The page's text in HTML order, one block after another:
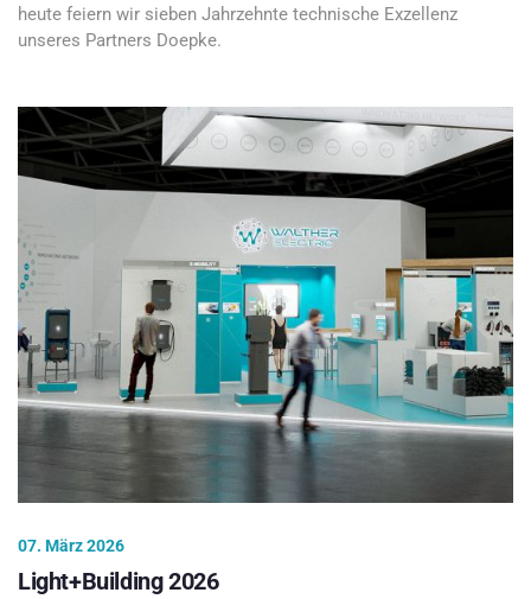
heute feiern wir sieben Jahrzehnte technische Exzellenz
unseres Partners Doepke.
07. März 2026
Light+Building 2026